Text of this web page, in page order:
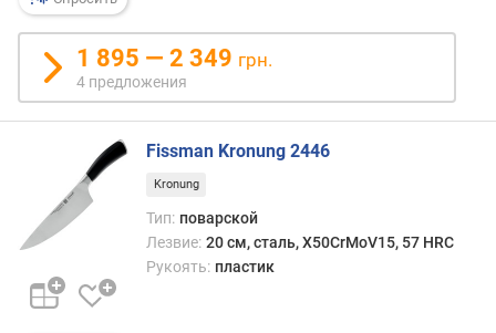
о
в
а
л
з
в
1 895 — 2 349 грн.
4 предложения
Fissman Kronung 2446
Kronung
Тип: поварской
Лезвие: 20 см, сталь, X50CrMoV15, 57 HRC
Рукоять: пластик